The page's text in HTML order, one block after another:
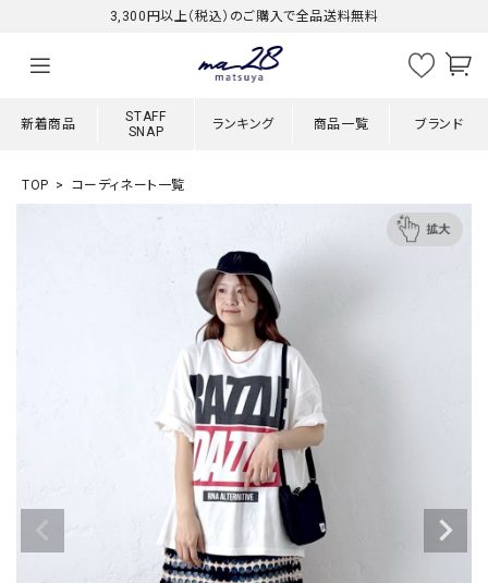
3,300円以上（税込）のご購入で全品送料無料
新着商品
STAFF
SNAP
ランキング 商品一覧 ブランド
TOP コーディネート一覧